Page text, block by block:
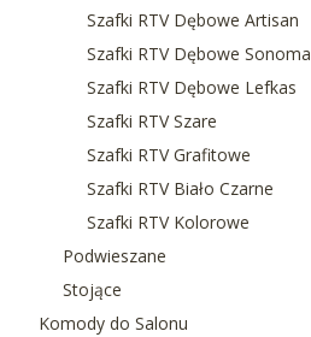
Szafki RTV Dębowe Artisan
Szafki RTV Dębowe Sonoma
Szafki RTV Dębowe Lefkas
Szafki RTV Szare
Szafki RTV Grafitowe
Szafki RTV Biało Czarne
Szafki RTV Kolorowe
Podwieszane
Stojące
Komody do Salonu